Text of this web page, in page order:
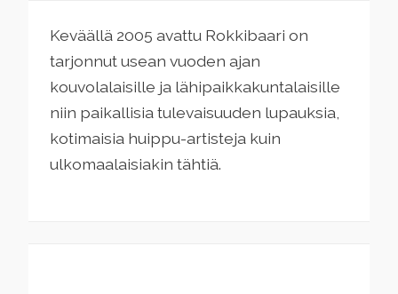
Keväällä 2005 avattu Rokkibaari on
tarjonnut usean vuoden ajan
kouvolalaisille ja lähipaikkakuntalaisille
niin paikallisia tulevaisuuden lupauksia,
kotimaisia huippu-artisteja kuin
ulkomaalaisiakin tähtiä.